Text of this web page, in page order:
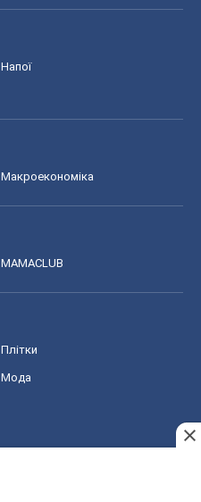
Напої
Макроекономіка
MAMACLUB
Плітки
Мода